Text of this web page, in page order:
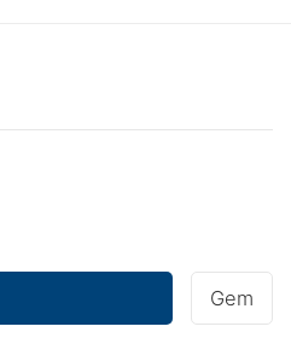
Gem